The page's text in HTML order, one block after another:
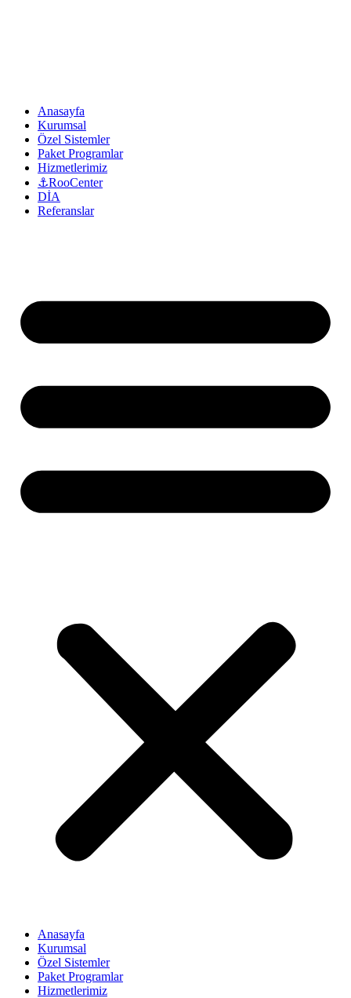
Anasayfa
Kurumsal
Özel Sistemler
Paket Programlar
Hizmetlerimiz
⚓RooCenter
DİA
Referanslar
Anasayfa
Kurumsal
Özel Sistemler
Paket Programlar
Hizmetlerimiz